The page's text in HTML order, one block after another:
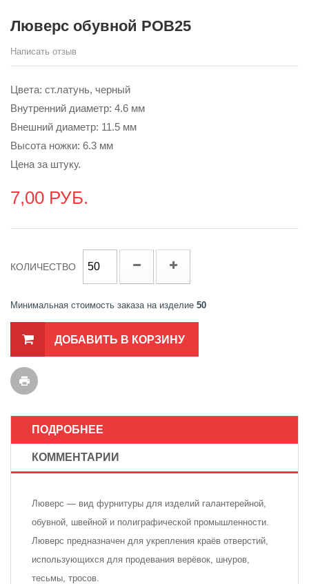
Люверс обувной POB25
Написать отзыв
Цвета: ст.латунь, черный
Внутренний диаметр: 4.6 мм
Внешний диаметр: 11.5 мм
Высота ножки: 6.3 мм
Цена за штуку.
7,00 РУБ.
КОЛИЧЕСТВО
Минимальная стоимость заказа на изделие 50
ДОБАВИТЬ В КОРЗИНУ
ПОДРОБНЕЕ
КОММЕНТАРИИ
Люверс — вид фурнитуры для изделий галантерейной,
обувной, швейной и полиграфической промышленности.
Люверс предназначен для укрепления краёв отверстий,
использующихся для продевания верёвок, шнуров,
тесьмы, тросов.